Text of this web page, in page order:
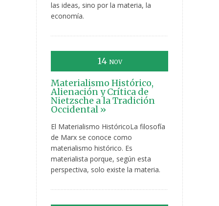
las ideas, sino por la materia, la
economía.
14 NOV
Materialismo Histórico,
Alienación y Crítica de
Nietzsche a la Tradición
Occidental »
El Materialismo HistóricoLa filosofía
de Marx se conoce como
materialismo histórico. Es
materialista porque, según esta
perspectiva, solo existe la materia.